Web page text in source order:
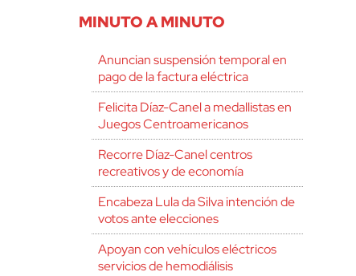
MINUTO A MINUTO
Anuncian suspensión temporal en
pago de la factura eléctrica
Felicita Díaz-Canel a medallistas en
Juegos Centroamericanos
Recorre Díaz-Canel centros
recreativos y de economía
Encabeza Lula da Silva intención de
votos ante elecciones
Apoyan con vehículos eléctricos
servicios de hemodiálisis